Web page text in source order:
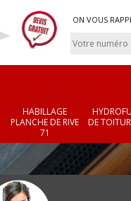
ON VOUS
HABILLAGE
PLANCHE DE RIVE
71
DE